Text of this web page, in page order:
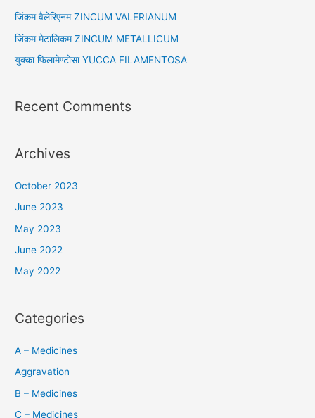
o
जिंकम वैलेरिएनम ZINCUM VALERIANUM
जिंकम मेटालिकम ZINCUM METALLICUM
युक्का फिलामेण्टोसा YUCCA FILAMENTOSA
Recent Comments
Archives
October 2023
June 2023
May 2023
June 2022
May 2022
Categories
A – Medicines
Aggravation
B – Medicines
C – Medicines